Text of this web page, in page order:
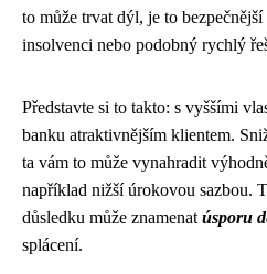
to může trvat dýl, je to
insolvenci nebo podobný rychlý
Představte si to takto: s vyššími
banku atraktivnějším klientem.
ta vám to může vynahradit
například nižší úrokovou sazbou.
důsledku může znamenat úsporu
splácení.